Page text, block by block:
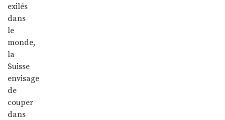
exilés
dans
le
monde,
la
Suisse
envisage
de
couper
dans